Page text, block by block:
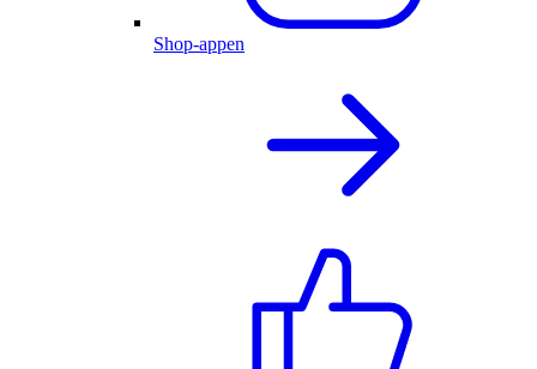
Shop-appen